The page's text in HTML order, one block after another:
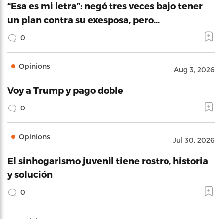
“Esa es mi letra”: negó tres veces bajo tener
un plan contra su exesposa, pero…
0
Opinions Aug 3, 2026
Voy a Trump y pago doble
0
Opinions Jul 30, 2026
El sinhogarismo juvenil tiene rostro, historia
y solución
0